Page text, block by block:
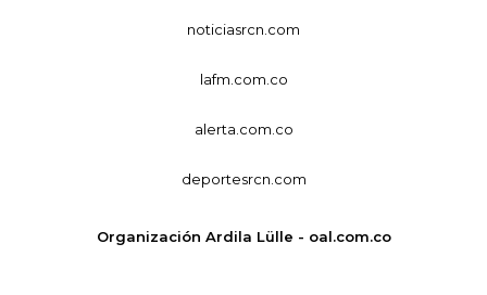
noticiasrcn.com
lafm.com.co
alerta.com.co
deportesrcn.com
Organización Ardila Lülle - oal.com.co